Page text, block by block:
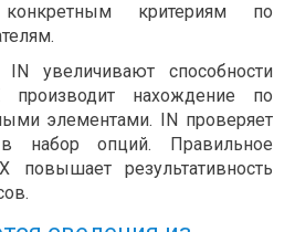
конкретным критериям по
увеличивают способности
производит нахождение по
элементами. IN проверяет
набор опций. Правильное
повышает результативность